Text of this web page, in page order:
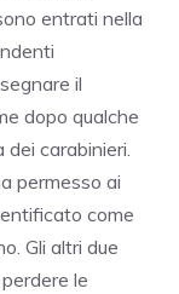
entrati nella
il
dopo qualche
carabinieri.
permesso ai
come
Gli altri due
le